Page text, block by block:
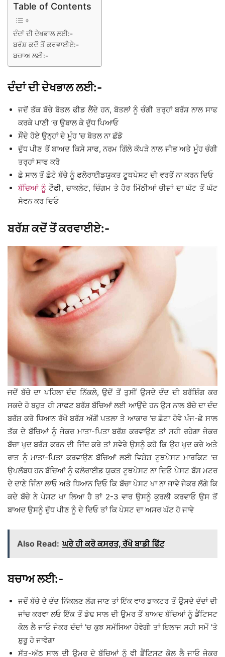
Table of Contents
ਦੰਦਾਂ ਦੀ ਦੇਖਭਾਲ ਲਈ:-
ਬਰੱਸ਼ ਕਦੋਂ ਤੋਂ ਕਰਵਾਈਏ:-
ਬਚਾਅ ਲਈ:-
ਦੰਦਾਂ ਦੀ ਦੇਖਭਾਲ ਲਈ:-
ਜਦੋਂ ਤੱਕ ਬੱਚੇ ਬੋਤਲ ਫੀਡ ਲੈਂਦੇ ਹਨ, ਬੋਤਲਾਂ ਨੂੰ ਚੰਗੀ ਤਰ੍ਹਾਂ ਬਰੱਸ਼ ਨਾਲ ਸਾਫ
ਕਰਕੇ ਪਾਣੀ ’ਚ ਉਬਾਲ ਕੇ ਦੁੱਧ ਪਿਆਓ
ਸੌਂਦੇ ਹੋਏ ਉਨ੍ਹਾਂ ਦੇ ਮੂੰਹ ’ਚ ਬੋਤਲ ਨਾ ਛੱਡੋ
ਦੁੱਧ ਪੀਣ ਤੋਂ ਬਾਅਦ ਕਿਸੇ ਸਾਫ, ਨਰਮ ਗਿੱਲੇ ਕੱਪੜੇ ਨਾਲ ਜੀਭ ਅਤੇ ਮੂੰਹ ਚੰਗੀ
ਤਰ੍ਹਾਂ ਸਾਫ ਕਰੋ
ਛੇ ਸਾਲ ਤੋਂ ਛੋਟੇ ਬੱਚੇ ਨੂੰ ਫਲੋਰਾਈਡਯੁਕਤ ਟੂਥਪੇਸਟ ਦੀ ਵਰਤੋਂ ਨਾ ਕਰਨ ਦਿਓ
ਬੱਚਿਆਂ ਨੂੰਟੌਫੀ, ਚਾਕਲੇਟ, ਚਿੰਗਮ ਤੇ ਹੋਰ ਮਿੱਠੀਆਂ ਚੀਜ਼ਾਂ ਦਾ ਘੱਟ ਤੋਂ ਘੱਟ
ਸੇਵਨ ਕਰ ਦਿਓ
ਬਰੱਸ਼ ਕਦੋਂ ਤੋਂ ਕਰਵਾਈਏ:-
ਜਦੋਂ ਬੱਚੇ ਦਾ ਪਹਿਲਾ ਦੰਦ ਨਿੱਕਲੇ, ਉਦੋਂ ਤੋਂ ਤੁਸੀਂ ਉਸਦੇ ਦੰਦ ਦੀ ਬਰੱਸ਼ਿੰਗ ਕਰ
ਸਕਦੇ ਹੋ ਬਹੁਤ ਹੀ ਸਾਫਟ ਬਰੱਸ਼ ਬੱਚਿਆਂ ਲਈ ਆਉਂਦੇ ਹਨ ਉਸ ਨਾਲ ਬੱਚੇ ਦਾ ਦੰਦ
ਬਰੱਸ਼ ਕਰੋ ਧਿਆਨ ਰੱਖੋ ਬਰੱਸ਼ ਅੱਗੋਂ ਪਤਲਾ ਤੇ ਆਕਾਰ ’ਚ ਛੋਟਾ ਹੋਵੇ ਪੰਜ-ਛੇ ਸਾਲ
ਤੱਕ ਦੇ ਬੱਚਿਆਂ ਨੂੰ ਜੇਕਰ ਮਾਤਾ-ਪਿਤਾ ਬਰੱਸ਼ ਕਰਵਾਉਣ ਤਾਂ ਸਹੀ ਰਹੇਗਾ ਜੇਕਰ
ਬੱਚਾ ਖੁਦ ਬਰੱਸ਼ ਕਰਨ ਦੀ ਜਿੱਦ ਕਰੇ ਤਾਂ ਸਵੇਰੇ ਉਸਨੂੰ ਕਹੋ ਕਿ ਉਹ ਖੁਦ ਕਰੇ ਅਤੇ
ਰਾਤ ਨੂੰ ਮਾਤਾ-ਪਿਤਾ ਕਰਵਾਉਣ ਬੱਚਿਆਂ ਲਈ ਵਿਸ਼ੇਸ਼ ਟੂਥਪੇਸਟ ਮਾਰਕਿਟ ’ਚ
ਉਪਲੱਬਧ ਹਨ ਬੱਚਿਆਂ ਨੂੰ ਫਲੋਰਾਈਡ ਯੁਕਤ ਟੂਥਪੇਸਟ ਨਾ ਦਿਓ ਪੇਸਟ ਬੱਸ ਮਟਰ
ਦੇ ਦਾਣੇ ਜਿੰਨਾ ਲਾਓ ਅਤੇ ਧਿਆਨ ਦਿਓ ਕਿ ਬੱਚਾ ਪੇਸਟ ਖਾ ਨਾ ਜਾਵੇ ਜੇਕਰ ਲੱਗੇ ਕਿ
ਕਦੇ ਬੱਚੇ ਨੇ ਪੇਸਟ ਖਾ ਲਿਆ ਹੈ ਤਾਂ 2-3 ਵਾਰ ਉਸਨੂੰ ਕੁਰਲੀ ਕਰਵਾਓ ਉਸ ਤੋਂ
ਬਾਅਦ ਉਸਨੂੰ ਦੁੱਧ ਪੀਣ ਨੂੰ ਦੇ ਦਿਓ ਤਾਂ ਕਿ ਪੇਸਟ ਦਾ ਅਸਰ ਘੱਟ ਹੋ ਜਾਵੇ
Also Read: ਘਰੇ ਹੀ ਕਰੋ ਕਸਰਤ, ਰੱਖੋ ਬਾਡੀ ਫਿੱਟ
ਬਚਾਅ ਲਈ:-
ਜਦੋਂ ਬੱਚੇ ਦੇ ਦੰਦ ਨਿੱਕਲਣ ਲੱਗ ਜਾਣ ਤਾਂ ਇੱਕ ਵਾਰ ਡਾਕਟਰ ਤੋਂ ਉਸਦੇ ਦੰਦਾਂ ਦੀ
ਜਾਂਚ ਕਰਵਾ ਲਓ ਇੱਕ ਤੋਂ ਡੇਢ ਸਾਲ ਦੀ ਉਮਰ ਤੋਂ ਬਾਅਦ ਬੱਚਿਆਂ ਨੂੰ ਡੈਂਟਿਸਟ
ਕੋਲ ਲੈ ਜਾਓ ਜੇਕਰ ਦੰਦਾਂ ’ਚ ਕੁਝ ਸਮੱਸਿਆ ਹੋਵੇਗੀ ਤਾਂ ਇਲਾਜ ਸਹੀ ਸਮੇਂ ’ਤੇ
ਸ਼ੁਰੂ ਹੋ ਜਾਵੇਗਾ
ਸੱਤ-ਅੱਠ ਸਾਲ ਦੀ ਉਮਰ ਦੇ ਬੱਚਿਆਂ ਨੂੰ ਵੀ ਡੈਂਟਿਸਟ ਕੋਲ ਲੈ ਜਾਓ ਜੇਕਰ